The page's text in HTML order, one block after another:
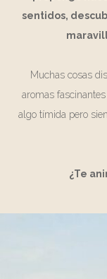
sentidos,
Muchas cosas
aromas
algo tímida pero
¿Te